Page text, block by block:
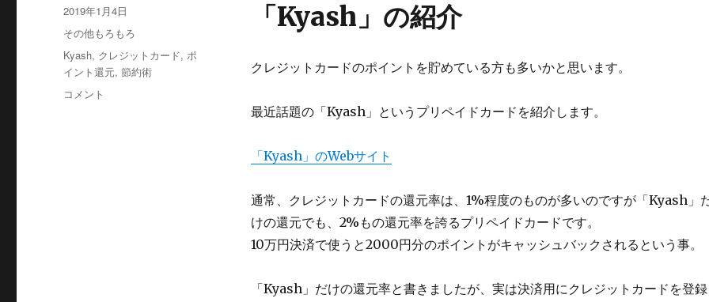
「Kyash」の紹介
クレジットカードのポイントを貯めている方も多いかと思います。
最近話題の「Kyash」というプリペイドカードを紹介します。
「Kyash」のWebサイト
通常、クレジットカードの還元率は、1%程度のものが多いのですが「Kyash」
けの還元でも、2%もの還元率を誇るプリペイドカードです。
10万円決済で使うと2000円分のポイントがキャッシュバックされるという事。
「Kyash」だけの還元率と書きましたが、実は決済用にクレジットカードを登録
投
稿
日:
2019年1月4日
カ
テ
ゴ
リ
ー
その他もろもろ
タ
グ
Kyash, クレジットカード,ポ
イント還元,節約術
2%
コメント